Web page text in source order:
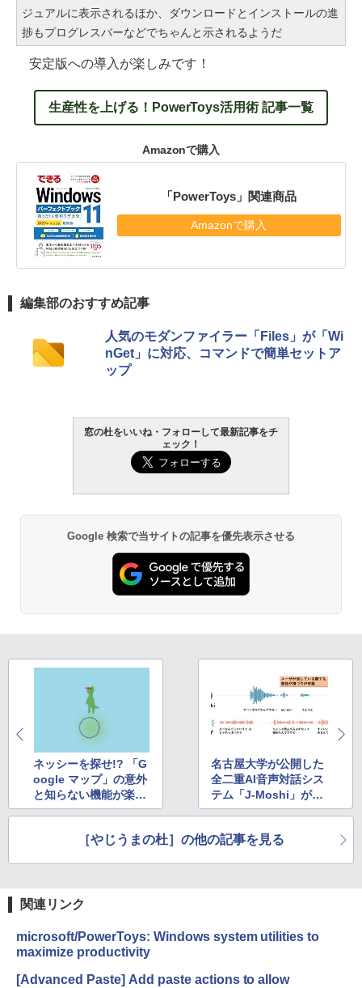
ジュアルに表示されるほか、ダウンロードとインストールの進
捗もプログレスバーなどでちゃんと示されるようだ
安定版への導入が楽しみです！
生産性を上げる！PowerToys活用術 記事一覧
Amazonで購入
「PowerToys」関連商品
Amazonで購入
編集部のおすすめ記事
人気のモダンファイラー「Files」が「Wi
nGet」に対応、コマンドで簡単セットア
ップ
窓の杜をいいね・フォローして最新記事をチ
ェック！
Google 検索で当サイトの記事を優先表示させる
ネッシーを探せ!? 「G
oogle マップ」の意外
と知らない機能が楽し
い
名古屋大学が公開した
全二重AI音声対話シス
テム「J-Moshi」が人
間すぎてヤバい
［やじうまの杜］の他の記事を見る
関連リンク
microsoft/PowerToys: Windows system utilities to
maximize productivity
[Advanced Paste] Add paste actions to allow